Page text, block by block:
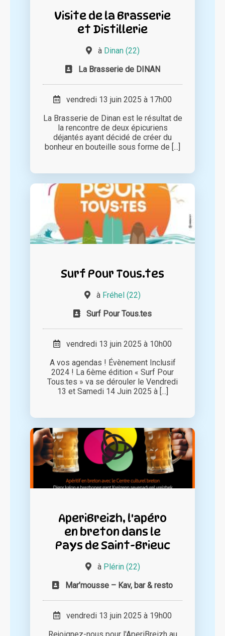
Visite de la Brasserie
et Distillerie
à Dinan (22)
La Brasserie de DINAN
vendredi 13 juin 2025 à 17h00
La Brasserie de Dinan est le résultat de
la rencontre de deux épicuriens
déjantés ayant décidé de créer du
bonheur en bouteille sous forme de [...]
Surf Pour Tous.tes
à Fréhel (22)
Surf Pour Tous.tes
vendredi 13 juin 2025 à 10h00
A vos agendas ! Évènement Inclusif
2024 ! La 6ème édition « Surf Pour
Tous.tes » va se dérouler le Vendredi
13 et Samedi 14 Juin 2025 à [...]
AperiBreizh, l'apéro
en breton dans le
Pays de Saint-Brieuc
à Plérin (22)
Mar’mousse – Kav, bar & resto
vendredi 13 juin 2025 à 19h00